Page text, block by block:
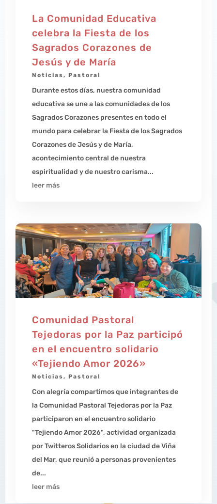
La Comunidad Educativa
celebra la Fiesta de los
Sagrados Corazones de
Jesús y de María
Noticias, Pastoral
Durante estos días, nuestra comunidad
educativa se une a las comunidades de los
Sagrados Corazones presentes en todo el
mundo para celebrar la Fiesta de los Sagrados
Corazones de Jesús y de María,
acontecimiento central de nuestra
espiritualidad y de nuestro carisma...
leer más
Comunidad Pastoral
Tejedoras por la Paz participó
en el encuentro solidario
«Tejiendo Amor 2026»
Noticias, Pastoral
Con alegría compartimos que integrantes de
la Comunidad Pastoral Tejedoras por la Paz
participaron en el encuentro solidario
"Tejiendo Amor 2026", actividad organizada
por Twitteros Solidarios en la ciudad de Viña
del Mar, que reunió a personas provenientes
de...
leer más